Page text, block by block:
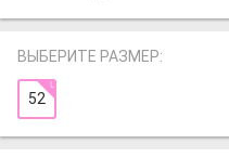
ВЫБЕРИТЕ РАЗМЕР:
52